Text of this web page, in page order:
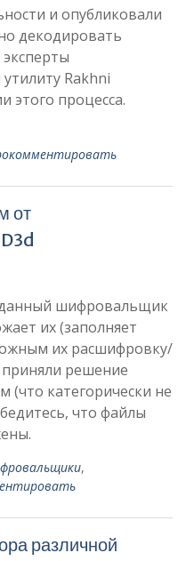
и опубликовали
декодировать
Rakhni
этого процесса.
от
шифровальщик
их (заполняет
их расшифровку/
приняли решение
(что категорически не
что файлы
,
различной